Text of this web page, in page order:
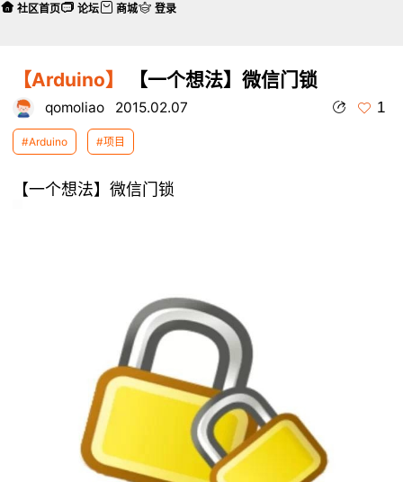
【Arduino】 【一个想法】微信门锁
qomoliao 2015.02.07 1
#Arduino #项目
【一个想法】微信门锁
社区首页 论坛 商城 登录